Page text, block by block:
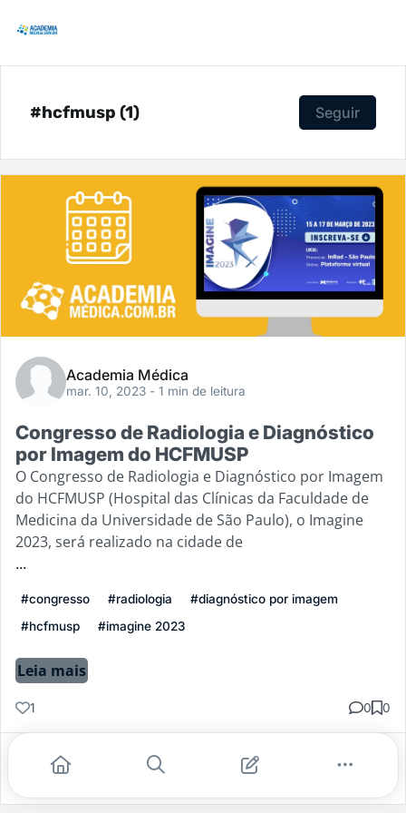
#hcfmusp (1) Seguir
Academia Médica
mar. 10, 2023 - 1 min de leitura
Congresso de Radiologia e Diagnóstico
por Imagem do HCFMUSP
O Congresso de Radiologia e Diagnóstico por Imagem
do HCFMUSP (Hospital das Clínicas da Faculdade de
Medicina da Universidade de São Paulo), o Imagine
2023, será realizado na cidade de
...
#congresso #radiologia
#diagnóstico por imagem
#hcfmusp
#imagine 2023
Leia mais
1 0 0
Gostei Comentar Salvar